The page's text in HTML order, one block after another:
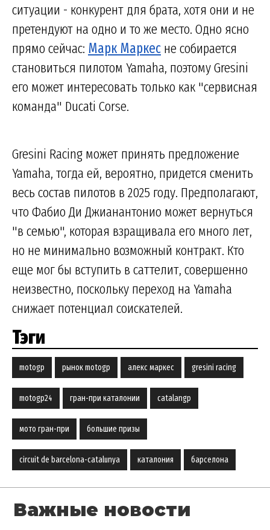
ситуации - конкурент для брата, хотя они и не
претендуют на одно и то же место. Одно ясно
прямо сейчас: Марк Маркес не собирается
становиться пилотом Yamaha, поэтому Gresini
его может интересовать только как "сервисная
команда" Ducati Corse.
Gresini Racing может принять предложение
Yamaha, тогда ей, вероятно, придется сменить
весь состав пилотов в 2025 году. Предполагают,
что Фабио Ди Джианантонио может вернуться
"в семью", которая взращивала его много лет,
но не минимально возможный контракт. Кто
еще мог бы вступить в саттелит, совершенно
неизвестно, поскольку переход на Yamaha
снижает потенциал соискателей.
Тэги
motogp рынок motogp алекс маркес gresini racing
motogp24 гран-при каталонии catalangp
мото гран-при большие призы
circuit de barcelona-catalunya каталония барселона
Важные новости